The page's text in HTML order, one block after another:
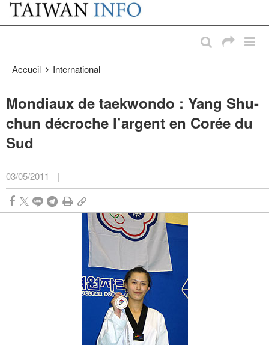
Passer au contenu principal
:::
Accueil International
Mondiaux de taekwondo : Yang Shu-
chun décroche l’argent en Corée du
Sud
03/05/2011 |